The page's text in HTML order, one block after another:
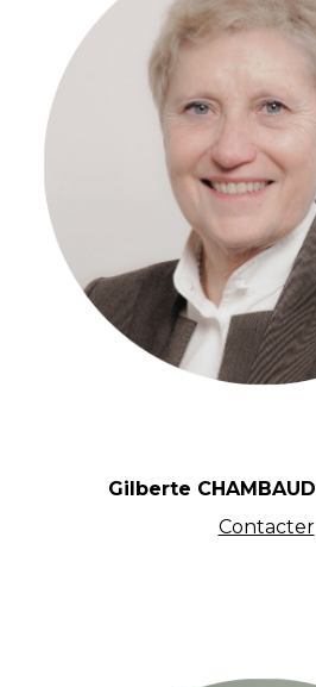
Gilberte CHAMBAUD
Contacter